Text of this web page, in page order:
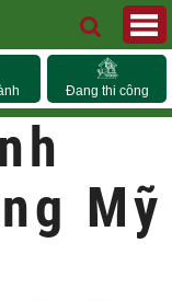
Đang thi công
Mỹ